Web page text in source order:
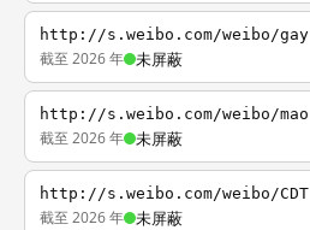
http://s.weibo.com/weibo/gay
截至 2026 年 未屏蔽
http://s.weibo.com/weibo/mao
截至 2026 年 未屏蔽
http://s.weibo.com/weibo/CDT
截至 2026 年 未屏蔽